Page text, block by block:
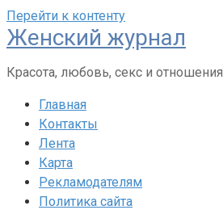
Перейти к контенту
Женский журнал
Красота, любовь, секс и отношения
Главная
Контакты
Лента
Карта
Рекламодателям
Политика сайта